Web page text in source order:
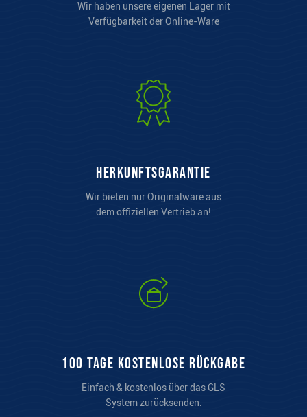
Wir haben unsere eigenen Lager mit
Verfügbarkeit der Online-Ware
Herkunftsgarantie
Wir bieten nur Originalware aus
dem offiziellen Vertrieb an!
100 Tage kostenlose Rückgabe
Einfach & kostenlos über das GLS
System zurücksenden.